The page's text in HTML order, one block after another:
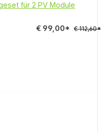
für 2 PV Module
€ 99,00* € 112,60*